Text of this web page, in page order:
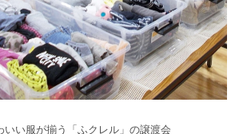
いい服が揃う「ふクレル」の譲渡会